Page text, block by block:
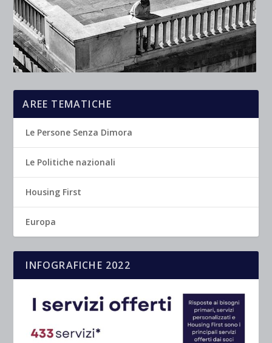
AREE TEMATICHE
Le Persone Senza Dimora
Le Politiche nazionali
Housing First
Europa
INFOGRAFICHE 2022